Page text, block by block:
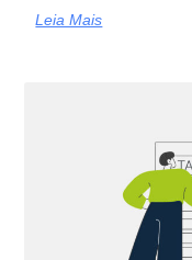
Leia Mais